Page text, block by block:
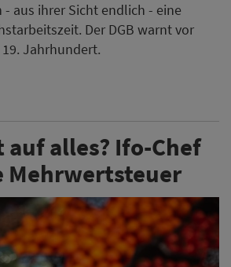
- aus ihrer Sicht endlich - eine
Der DGB warnt vor
Jahrhundert.
auf alles? Ifo-Chef
Mehrwertsteuer